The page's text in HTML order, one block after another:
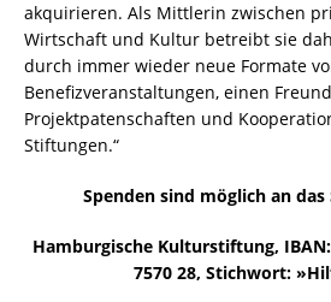
akquirieren. Als Mittlerin zwischen
Wirtschaft und Kultur betreibt sie
durch immer wieder neue Formate
Benefizveranstaltungen, einen
Projektpatenschaften und
Stiftungen.“
Spenden sind möglich an
Hamburgische Kulturstiftung, IBAN:
7570 28, Stichwort: